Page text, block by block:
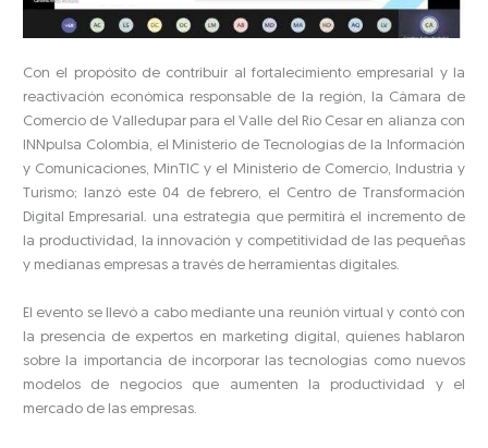
Con el propósito de contribuir al fortalecimiento empresarial y la
reactivación económica responsable de la región, la Cámara de
Comercio de Valledupar para el Valle del Río Cesar en alianza con
INNpulsa Colombia, el Ministerio de Tecnologías de la Información
y Comunicaciones, MinTIC y el Ministerio de Comercio, Industria y
Turismo; lanzó este 04 de febrero, el Centro de Transformación
Digital Empresarial. una estrategia que permitirá el incremento de
la productividad, la innovación y competitividad de las pequeñas
y medianas empresas a través de herramientas digitales.
El evento se llevó a cabo mediante una reunión virtual y contó con
la presencia de expertos en marketing digital, quienes hablaron
sobre la importancia de incorporar las tecnologías como nuevos
modelos de negocios que aumenten la productividad y el
mercado de las empresas.